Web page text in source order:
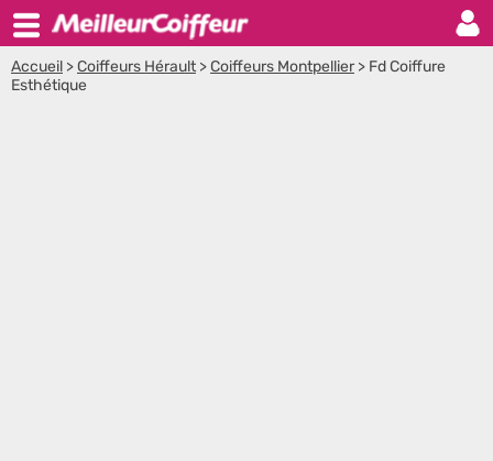
Accueil >Coiffeurs Hérault>Coiffeurs Montpellier > Fd Coiffure
Esthétique